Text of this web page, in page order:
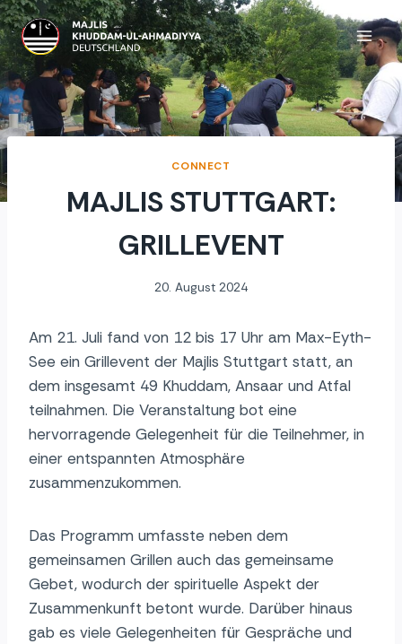
Zum
Inhalt
springen
CONNECT
MAJLIS STUTTGART:
GRILLEVENT
20. August 2024
Am 21. Juli fand von 12 bis 17 Uhr am Max-Eyth-
See ein Grillevent der Majlis Stuttgart statt, an
dem insgesamt 49 Khuddam, Ansaar und Atfal
teilnahmen. Die Veranstaltung bot eine
hervorragende Gelegenheit für die Teilnehmer, in
einer entspannten Atmosphäre
zusammenzukommen.
Das Programm umfasste neben dem
gemeinsamen Grillen auch das gemeinsame
Gebet, wodurch der spirituelle Aspekt der
Zusammenkunft betont wurde. Darüber hinaus
gab es viele Gelegenheiten für Gespräche und